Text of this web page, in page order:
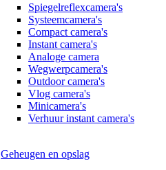
Spiegelreflexcamera's
Systeemcamera's
Compact camera's
Instant camera's
Analoge camera
Wegwerpcamera's
Outdoor camera's
Vlog camera's
Minicamera's
Verhuur instant camera's
Geheugen en opslag